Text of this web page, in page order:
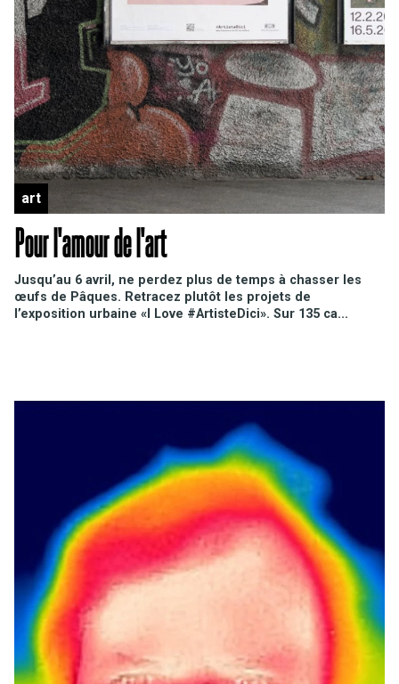
art
Pour l'amour de l'art
Jusqu’au 6 avril, ne perdez plus de temps à chasser les
œufs de Pâques. Retracez plutôt les projets de
l’exposition urbaine «I Love #ArtisteDici». Sur 135 ca...